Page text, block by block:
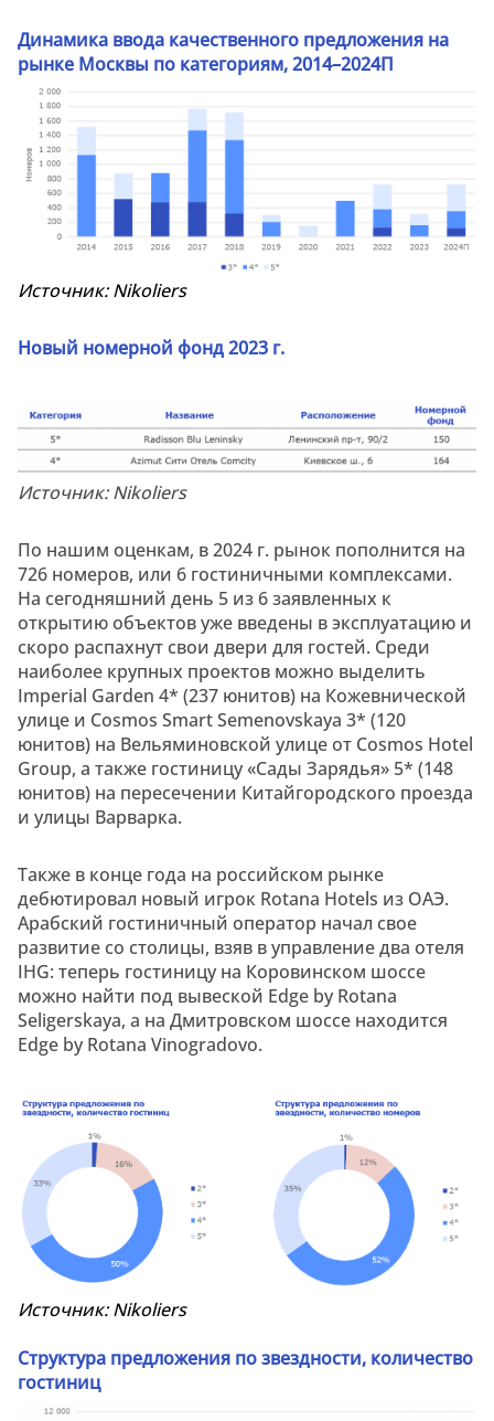
Динамика ввода качественного предложения на
рынке Москвы по категориям, 2014–2024П
Источник: Nikoliers
Новый номерной фонд 2023 г.
Источник: Nikoliers
По нашим оценкам, в 2024 г. рынок пополнится на
726 номеров, или 6 гостиничными комплексами.
На сегодняшний день 5 из 6 заявленных к
открытию объектов уже введены в эксплуатацию и
скоро распахнут свои двери для гостей. Среди
наиболее крупных проектов можно выделить
Imperial Garden 4* (237 юнитов) на Кожевнической
улице и Cosmos Smart Semenovskaya 3* (120
юнитов) на Вельяминовской улице от Cosmos Hotel
Group, а также гостиницу «Сады Зарядья» 5* (148
юнитов) на пересечении Китайгородского проезда
и улицы Варварка.
Также в конце года на российском рынке
дебютировал новый игрок Rotana Hotels из ОАЭ.
Арабский гостиничный оператор начал свое
развитие со столицы, взяв в управление два отеля
IHG: теперь гостиницу на Коровинском шоссе
можно найти под вывеской Edge by Rotana
Seligerskaya, а на Дмитровском шоссе находится
Edge by Rotana Vinogradovo.
Источник: Nikoliers
Структура предложения по звездности, количество
гостиниц